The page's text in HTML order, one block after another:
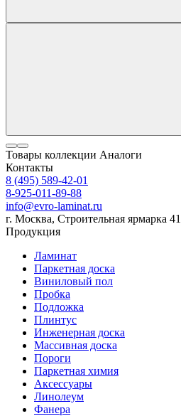
Товары коллекции Аналоги
Контакты
8 (495) 589-42-01
8-925-011-89-88
info@evro-laminat.ru
г. Москва, Строительная ярмарка
Продукция
Ламинат
Паркетная доска
Виниловый пол
Пробка
Подложка
Плинтус
Инженерная доска
Массивная доска
Пороги
Паркетная химия
Аксессуары
Линолеум
Фанера